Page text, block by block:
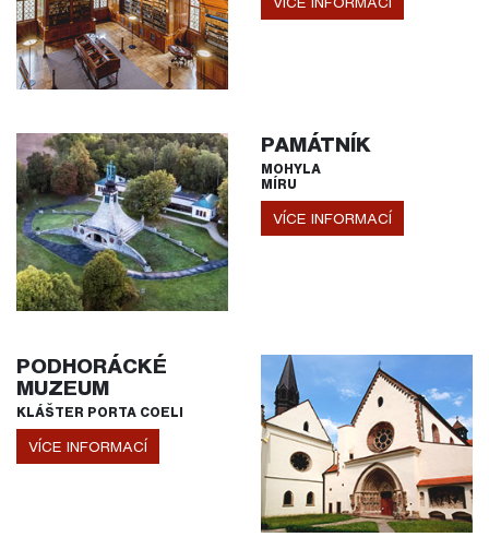
PAMÁTNÍK
MOHYLA
MÍRU
VÍCE INFORMACÍ
PODHORÁCKÉ
MUZEUM
KLÁŠTER PORTA COELI
VÍCE INFORMACÍ